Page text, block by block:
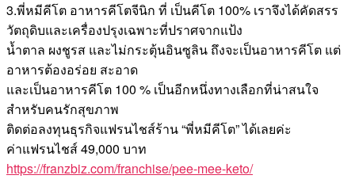
3.พี่หมีคีโต อาหารคีโตจีนิก ที่ เป็นคีโต 100% เราจึงได้คัดสรร
วัตถุดิบและเครื่องปรุงเฉพาะที่ปราศจากแป้ง
น้ำตาล ผงชูรส และไม่กระตุ้นอินซูลิน ถึงจะเป็นอาหารคีโต แต่
อาหารต้องอร่อย สะอาด
และเป็นอาหารคีโต 100 % เป็นอีกหนึ่งทางเลือกที่น่าสนใจ
สำหรับคนรักสุขภาพ
ติดต่อลงทุนธุรกิจแฟรนไชส์ร้าน “พี่หมีคีโต” ได้เลยค่ะ
ค่าแฟรนไชส์ 49,000 บาท
https://franzbiz.com/franchise/pee-mee-keto/